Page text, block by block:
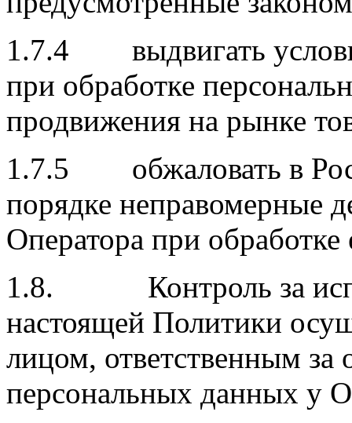
1.7.4 выдвигать
при обработке
продвижения на рынке
1.7.5 обжаловать в
порядке неправомерные
Оператора при
1.8. Контроль за
настоящей Политики
лицом, ответственным за
персональных данных у